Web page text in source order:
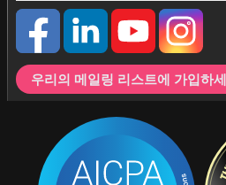
우리의 메일링 리스트에 가입하